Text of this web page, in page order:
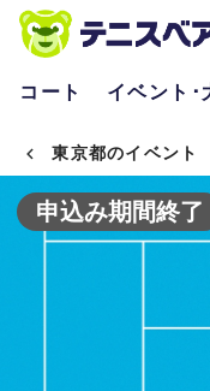
コート イベント･
東京都のイベント
申込み期間終了